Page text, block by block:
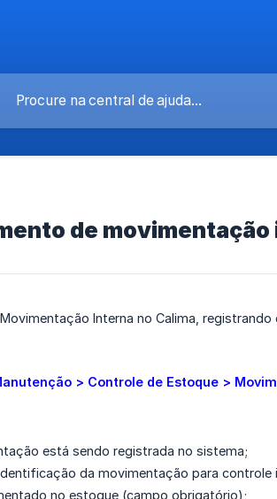
de
Interna no Calima,
> Controle de Estoque >
está sendo registrada no sistema;
da movimentação para
no estoque (campo obrigatório);